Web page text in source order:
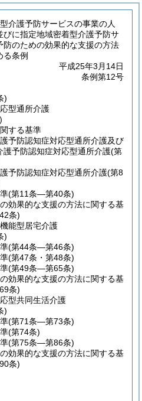
介護予防サービスの事業の人
びに指定地域密着型介護予防サ
防のための効果的な支援の方法
る条例
平成25年3月14日
条例第12号
)
型通所介護
する基準
予防認知症対応型通所介護及び
護予防認知症対応型通所介護(第
予防認知症対応型通所介護(第8
(第11条―第40条)
効果的な支援の方法に関する基
条)
能型居宅介護
)
(第44条―第46条)
(第47条・第48条)
(第49条―第65条)
効果的な支援の方法に関する基
条)
型共同生活介護
)
(第71条―第73条)
(第74条)
(第75条―第86条)
効果的な支援の方法に関する基
条)